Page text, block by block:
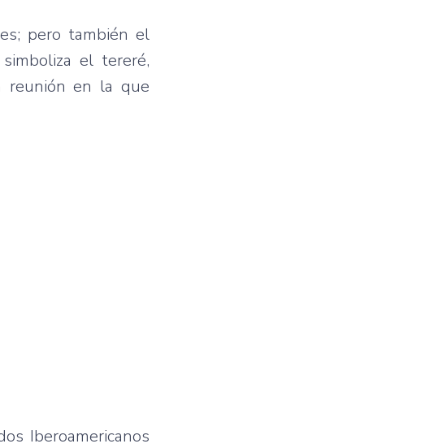
pero también el
el tereré,
reunión en la que
Iberoamericanos